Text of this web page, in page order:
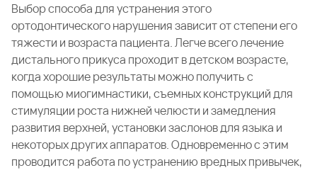
Выбор способа для устранения этого
ортодонтического нарушения зависит от степени его
тяжести и возраста пациента. Легче всего лечение
дистального прикуса проходит в детском возрасте,
когда хорошие результаты можно получить с
помощью миогимнастики, съемных конструкций для
стимуляции роста нижней челюсти и замедления
развития верхней, установки заслонов для языка и
некоторых других аппаратов. Одновременно с этим
проводится работа по устранению вредных привычек,